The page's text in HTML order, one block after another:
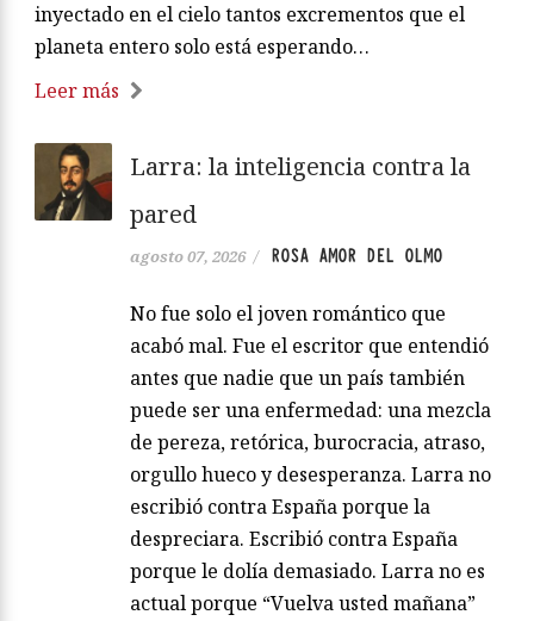
inyectado en el cielo tantos excrementos que el
planeta entero solo está esperando…
Leer más
Larra: la inteligencia contra la
pared
agosto 07, 2026 / ROSA AMOR DEL OLMO
No fue solo el joven romántico que
acabó mal. Fue el escritor que entendió
antes que nadie que un país también
puede ser una enfermedad: una mezcla
de pereza, retórica, burocracia, atraso,
orgullo hueco y desesperanza. Larra no
escribió contra España porque la
despreciara. Escribió contra España
porque le dolía demasiado. Larra no es
actual porque “Vuelva usted mañana”